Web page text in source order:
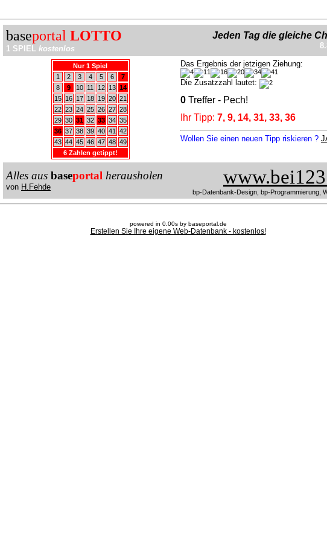
baseportal LOTTO
1 SPIEL kostenlos
Jeden Tag die gleiche
Nur 1 Spiel
1
2 3 4 5 6
7
8
9 10 11 12 13 14
15
16 17 18 19 20 21
22 23 24 25 26 27 28
29 30 31 32 33 34 35
36 37 38 39 40 41
42
43 44 45 46 47 48 49
6 Zahlen getippt!
Das Ergebnis der jetzigen Ziehung:
Die Zusatzzahl lautet:
0 Treffer - Pech!
Ihr Tipp: 7, 9, 14, 31, 33, 36
Wollen Sie einen neuen Tipp riskieren ?
Alles aus baseportal herausholen
von H.Fehde
bp-Datenbank-Design, bp-Programmierung,
powered in 0.00s by baseportal.de
Erstellen Sie Ihre eigene Web-Datenbank - kostenlos!